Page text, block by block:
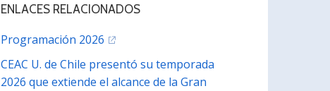
ENLACES RELACIONADOS
Programación 2026
CEAC U. de Chile presentó su temporada
2026 que extiende el alcance de la Gran